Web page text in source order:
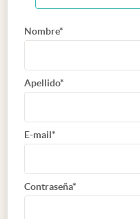
Nombre*
Apellido*
E-mail*
Contraseña*